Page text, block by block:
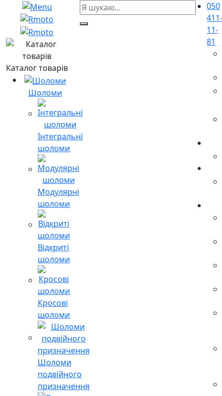
Каталог товарів
Шоломи
Інтегральні
шоломи
Модулярні
шоломи
Відкриті
шоломи
Кросові
шоломи
Шоломи
подвійного
призначення
050
11-
81